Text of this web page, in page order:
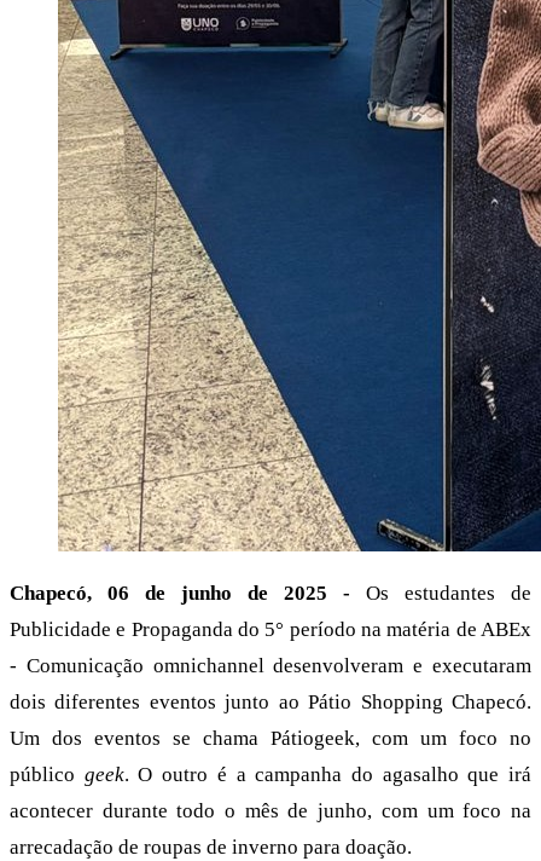
Chapecó, 06 de junho de 2025 - Os estudantes de
Publicidade e Propaganda do 5° período na matéria de ABEx
- Comunicação omnichannel desenvolveram e executaram
dois diferentes eventos junto ao Pátio Shopping Chapecó.
Um dos eventos se chama Pátiogeek, com um foco no
público geek. O outro é a campanha do agasalho que irá
acontecer durante todo o mês de junho, com um foco na
arrecadação de roupas de inverno para doação.